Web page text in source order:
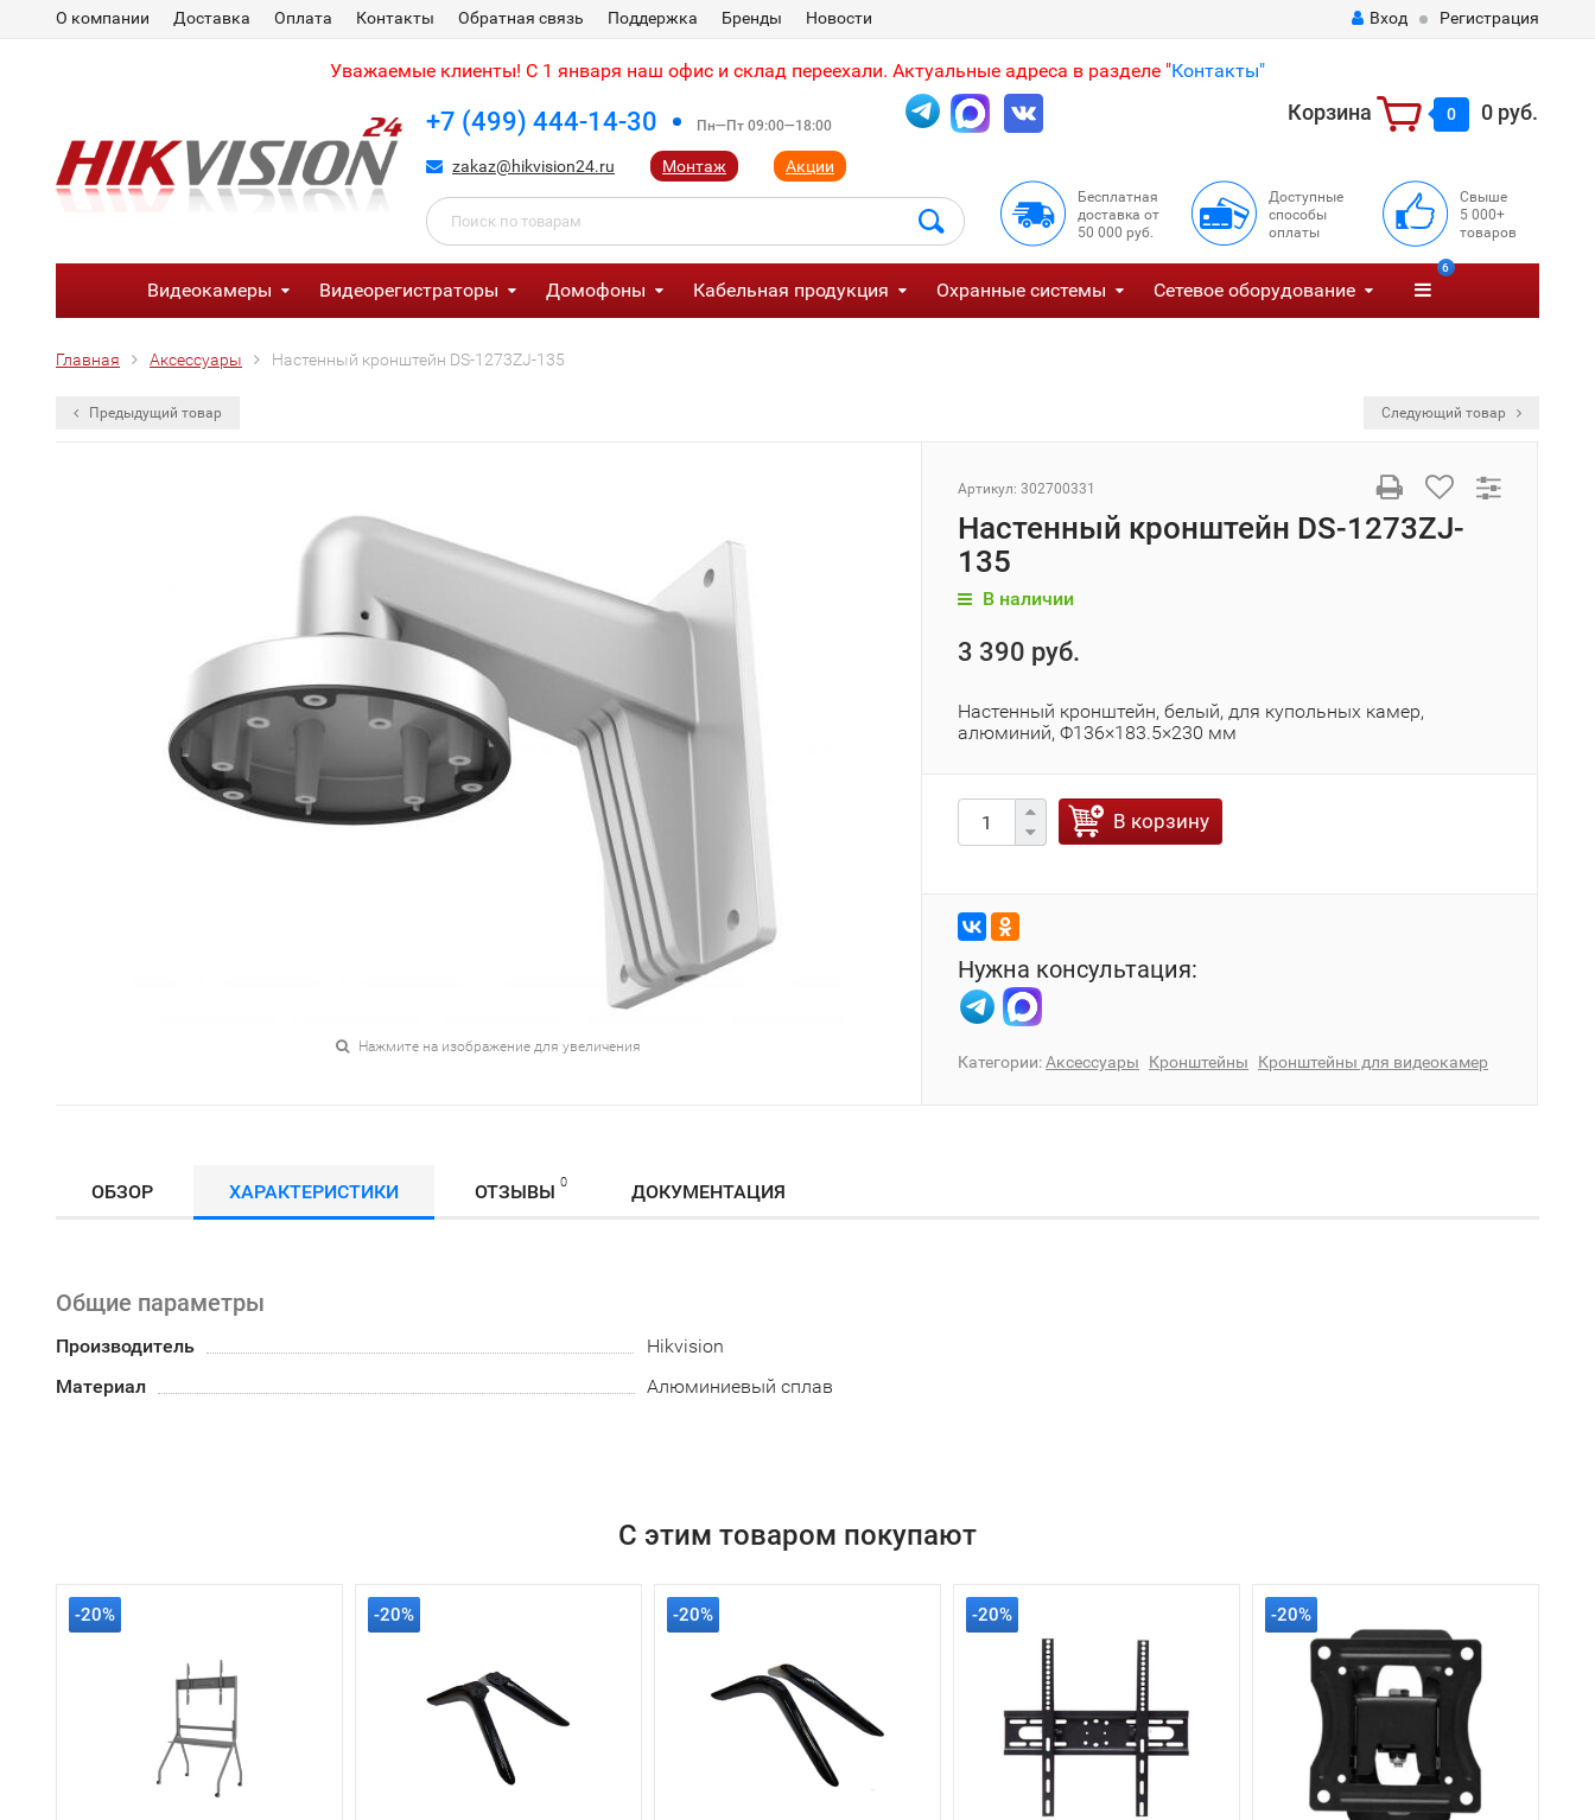
О компании Доставка Оплата Контакты Обратная связь Поддержка Бренды Новости Вход Регистрация
Уважаемые клиенты! С 1 января наш офис и склад переехали. Актуальные адреса в разделе "Контакты"
+7 (499) 444-14-30 Пн—Пт 09:00—18:00
zakaz@hikvision24.ru Монтаж Акции
Корзина 0 0 руб.
Бесплатная
доставка от
50 000 руб.
Доступные
способы
оплаты
Свыше
5 000+
товаров
Видеокамеры Видеорегистраторы Домофоны Кабельная продукция Охранные системы Сетевое оборудование
6
Главная Аксессуары Настенный кронштейн DS-1273ZJ-135
Предыдущий товар Следующий товар
Нажмите на изображение для увеличения
Артикул: 302700331
Настенный кронштейн DS-1273ZJ-
135
В наличии
3 390 руб.
Настенный кронштейн, белый, для купольных камер,
алюминий, Φ136×183.5×230 мм
В корзину
Нужна консультация:
Категории:Аксессуары Кронштейны Кронштейны для видеокамер
ОБЗОР ХАРАКТЕРИСТИКИ ОТЗЫВЫ 0 ДОКУМЕНТАЦИЯ
Общие параметры
Производитель
Hikvision
Материал
Алюминиевый сплав
С этим товаром покупают
-20% -20% -20% -20% -20%